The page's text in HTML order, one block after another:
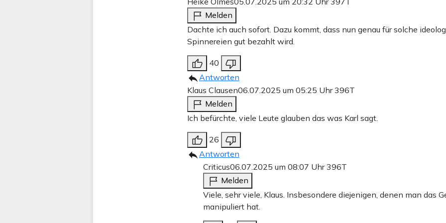
Melden
Dachte ich auch sofort. Dazu kommt, dass nun genau für solche
Spinnereien gut bezahlt wird.
40
Antworten
Klaus Clausen06.07.2025 um 05:25 Uhr396T
Melden
Ich befürchte, viele Leute glauben das was Karl sagt.
26
Antworten
Criticus06.07.2025 um 08:07 Uhr396T
Melden
Viele, sehr viele, Klaus. Insbesondere diejenigen, denen man das
manipuliert hat.